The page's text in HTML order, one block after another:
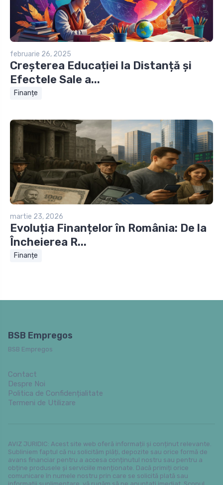
februarie 26, 2025
Creșterea Educației la Distanță și
Efectele Sale a...
Finanțe
martie 23, 2026
Evoluția Finanțelor în România: De la
Încheierea R...
Finanțe
BSB Empregos
BSB Empregos
Contact
Despre Noi
Politica de Confidențialitate
Termeni de Utilizare
AVIZ JURIDIC: Acest site web oferă informații și conținut relevante.
Subliniem faptul că nu solicităm plăți, depozite sau orice formă de
avans financiar pentru a accesa conținutul nostru sau pentru a
obține produsele și serviciile menționate. Dacă primiți orice
comunicare în numele nostru prin care se solicită plată sau